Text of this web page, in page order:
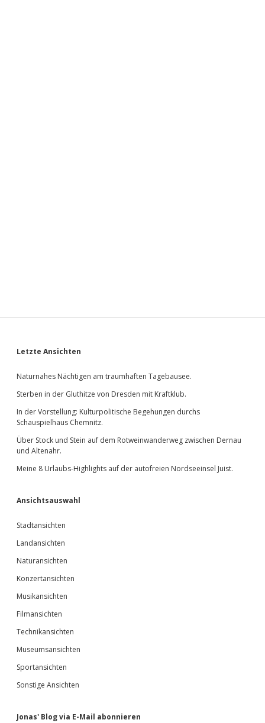
Sidebar
Letzte Ansichten
Naturnahes Nächtigen am traumhaften Tagebausee.
Sterben in der Gluthitze von Dresden mit Kraftklub.
In der Vorstellung: Kulturpolitische Begehungen durchs
Schauspielhaus Chemnitz.
Über Stock und Stein auf dem Rotweinwanderweg zwischen Dernau
und Altenahr.
Meine 8 Urlaubs-Highlights auf der autofreien Nordseeinsel Juist.
Ansichtsauswahl
Stadtansichten
Landansichten
Naturansichten
Konzertansichten
Musikansichten
Filmansichten
Technikansichten
Museumsansichten
Sportansichten
Sonstige Ansichten
Jonas' Blog via E-Mail abonnieren